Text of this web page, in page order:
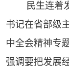
民生连着
书记在省部级
中全会精神专
强调要把发展